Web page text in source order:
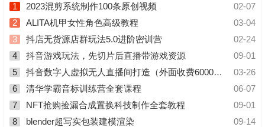
02-07
1
2023混剪系统制作100条原创视频
03-04
2
ALITA机甲女性角色高级教程
02-24
3
抖店无货源店群玩法5.0进阶密训营
09-01
4
抖音游戏玩法，先切片后直播带游戏资源
03-26
5
抖音数字人虚拟无人直播间打造（外面收费6000元）
06-07
6
清华学霸音标训练营全套课程
09-01
7
NFT抢购捡漏合成置换科技制作全套教程
09-14
8
blender超写实包装建模渲染